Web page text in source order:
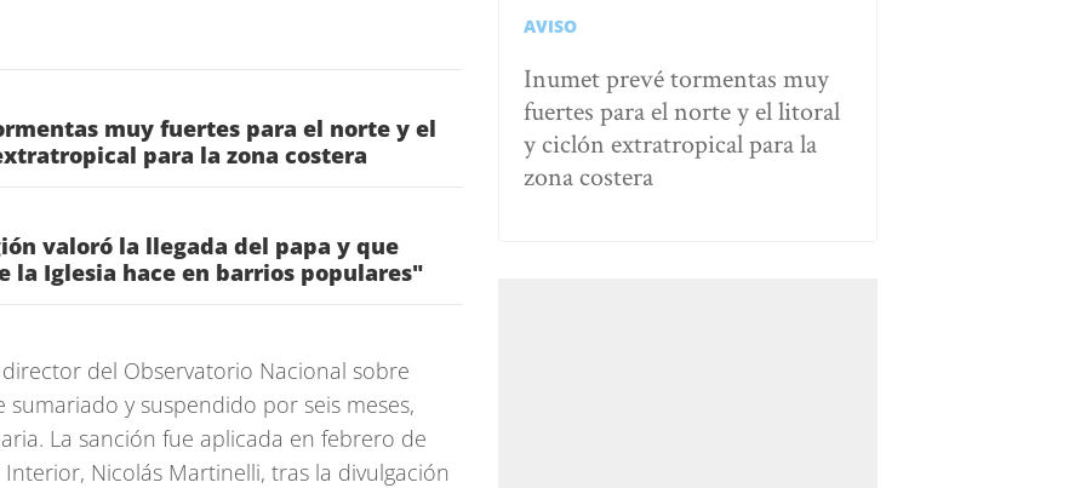
muy fuertes para el norte y el
para la zona costera
valoró la llegada del papa y que
la Iglesia hace en barrios populares"
del Observatorio Nacional sobre
y suspendido por seis meses,
La sanción fue aplicada en febrero de
Nicolás Martinelli, tras la divulgación
AVISO
Inumet prevé tormentas muy
fuertes para el norte y el litoral
y ciclón extratropical para la
zona costera